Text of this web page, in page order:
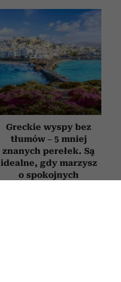
Greckie wyspy bez
tłumów – 5 mniej
znanych perełek. Są
idealne, gdy marzysz
o spokojnych